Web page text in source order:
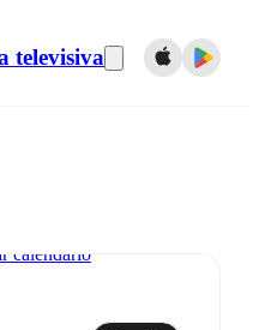
televisiva
calendário